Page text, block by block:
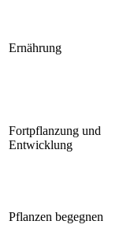
Ernährung
Fortpflanzung und
Entwicklung
Pflanzen begegnen